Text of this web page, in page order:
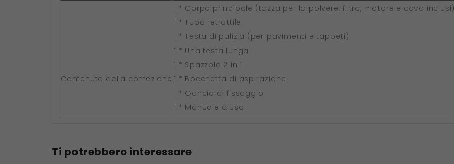
Contenuto della confezione
1 * Corpo principale (tazza per la polvere, filtro, motore e cavo
1 * Tubo retrattile
1 * Testa di pulizia (per pavimenti e tappeti)
1 * Una testa lunga
1 * Spazzola 2 in 1
1 * Bocchetta di aspirazione
1 * Gancio di fissaggio
1 * Manuale d'uso
Ti potrebbero interessare